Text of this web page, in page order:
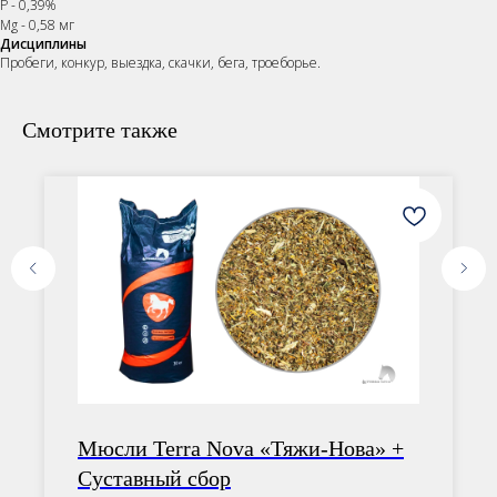
Р - 0,39%
Mg - 0,58 мг
Дисциплины
Пробеги, конкур, выездка, скачки, бега, троеборье.
Смотрите также
Мюсли Terra Nova «Тяжи-Нова» +
Суставный сбор
Наши менеджеры подберут
ОСТАВЬТЕ ЗАЯВКУ